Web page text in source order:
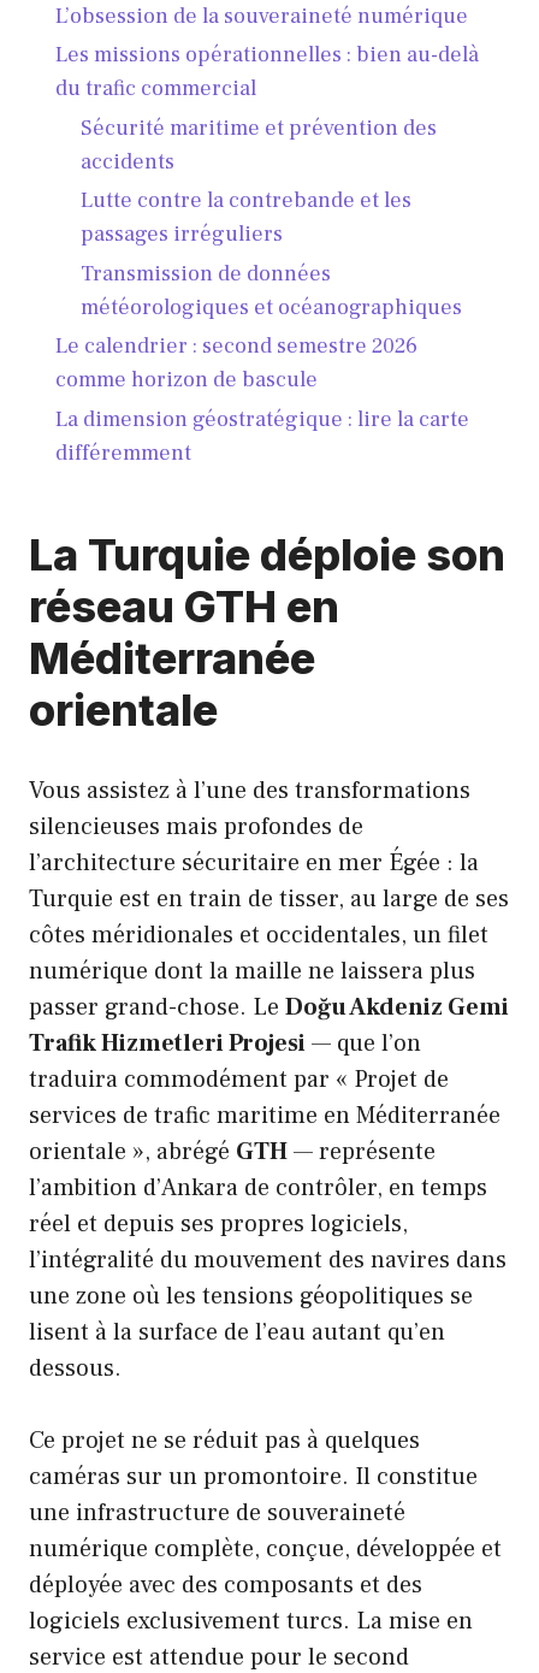
L’obsession de la souveraineté numérique
Les missions opérationnelles : bien au-delà
du trafic commercial
Sécurité maritime et prévention des
accidents
Lutte contre la contrebande et les
passages irréguliers
Transmission de données
météorologiques et océanographiques
Le calendrier : second semestre 2026
comme horizon de bascule
La dimension géostratégique : lire la carte
différemment
La Turquie déploie son
réseau GTH en
Méditerranée
orientale
Vous assistez à l’une des transformations
silencieuses mais profondes de
l’architecture sécuritaire en mer Égée : la
Turquie est en train de tisser, au large de ses
côtes méridionales et occidentales, un filet
numérique dont la maille ne laissera plus
passer grand-chose. Le Doğu Akdeniz Gemi
Trafik Hizmetleri Projesi— que l’on
traduira commodément par « Projet de
services de trafic maritime en Méditerranée
orientale », abrégé GTH— représente
l’ambition d’Ankara de contrôler, en temps
réel et depuis ses propres logiciels,
l’intégralité du mouvement des navires dans
une zone où les tensions géopolitiques se
lisent à la surface de l’eau autant qu’en
dessous.
Ce projet ne se réduit pas à quelques
caméras sur un promontoire. Il constitue
une infrastructure de souveraineté
numérique complète, conçue, développée et
déployée avec des composants et des
logiciels exclusivement turcs. La mise en
service est attendue pour le second